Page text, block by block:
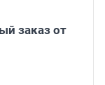
заказ от